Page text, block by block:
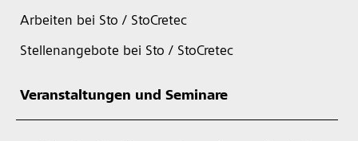
Arbeiten bei Sto / StoCretec
Stellenangebote bei Sto / StoCretec
Veranstaltungen und Seminare